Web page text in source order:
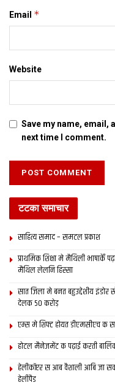
Email *
Website
Save my name, email,
next time I comment.
टटका समाचार
साहित्य समाद – समटल प्रकाश
प्राथमिक शि‍क्षा मे मैथि‍ली भाषाकेँ
मैथिल लेलनि हिस्सा
सात जिला मे बनत बहुउद्देशीय
देलक 50 करोड़
एम्स मे शिफ्ट होयत डीएमसीएच क
होटल मैनेजमेंट क पढ़ाई करती
हेलीकॉप्टर स आब वैशाली आबि जा
हेलीपैड